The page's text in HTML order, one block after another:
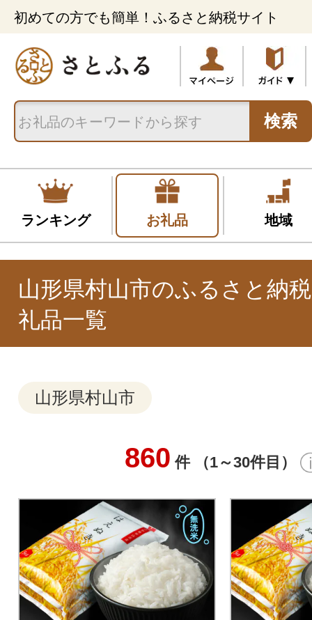
初めての方でも簡単！ふるさと納税サイト
検索
ランキング お礼品 地域
山形県村山市のふるさと納
礼品一覧
山形県村山市
860 件 （1～30件目）